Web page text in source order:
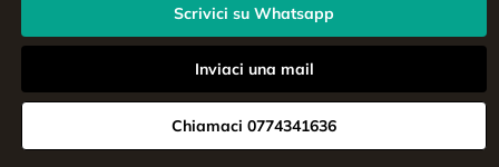
Scrivici su Whatsapp
Inviaci una mail
Chiamaci 0774341636